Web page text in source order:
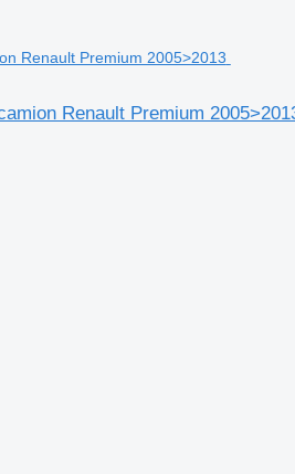
Renault Premium